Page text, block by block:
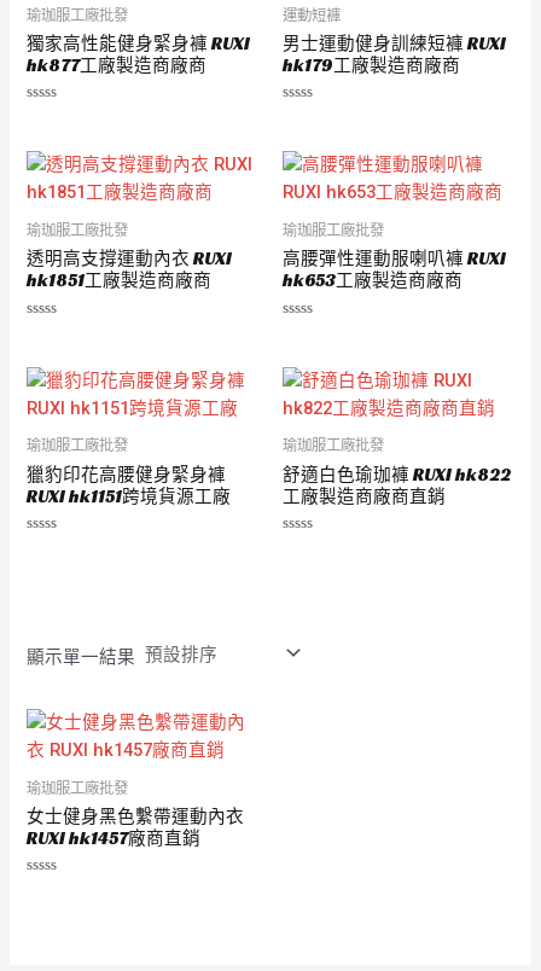
瑜珈服工廠批發
獨家高性能健身緊身褲 RUXI
hk877工廠製造商廠商
滿
分
5
運動短褲
男士運動健身訓練短褲 RUXI
hk179工廠製造商廠商
滿
分
5
瑜珈服工廠批發
透明高支撐運動內衣 RUXI
hk1851工廠製造商廠商
滿
分
5
瑜珈服工廠批發
高腰彈性運動服喇叭褲 RUXI
hk653工廠製造商廠商
滿
分
5
瑜珈服工廠批發
獵豹印花高腰健身緊身褲
RUXI hk1151跨境貨源工廠
瑜珈服工廠批發
舒適白色瑜珈褲 RUXI hk822
工廠製造商廠商直銷
顯示單一結果
瑜珈服工廠批發
女士健身黑色繫帶運動內衣
RUXI hk1457廠商直銷